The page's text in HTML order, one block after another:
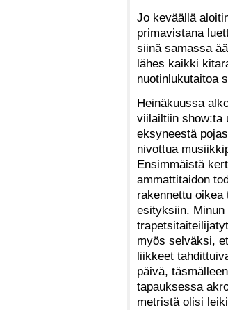
Jo keväällä
primavistana
siinä samassa
lähes kaikki
nuotinlukutaitoa
Heinäkuussa
viilailtiin show:ta
eksyneestä
nivottua
Ensimmäistä
ammattitaidon
rakennettu
esityksiin. Minun
myös selväksi,
liikkeet
päivä,
tapauksessa
metristä olisi